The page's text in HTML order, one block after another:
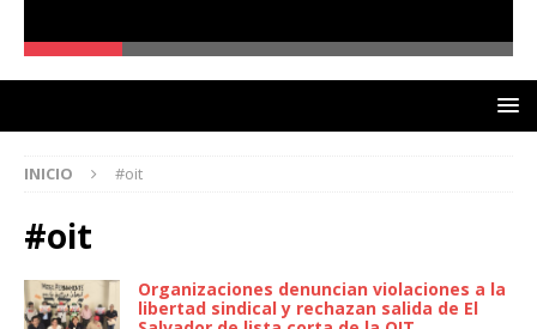
INICIO #oit
#oit
Organizaciones denuncian violaciones a la
libertad sindical y rechazan salida de El